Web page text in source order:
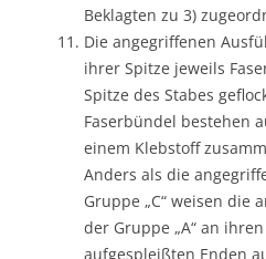
Beklagten zu 3)
Die angegriffenen
ihrer Spitze jeweils
Spitze des Stabes
Faserbündel bestehen
einem Klebstoff
Anders als die
Gruppe „C“ weisen die
der Gruppe „A“ an
aufgespleißten Enden